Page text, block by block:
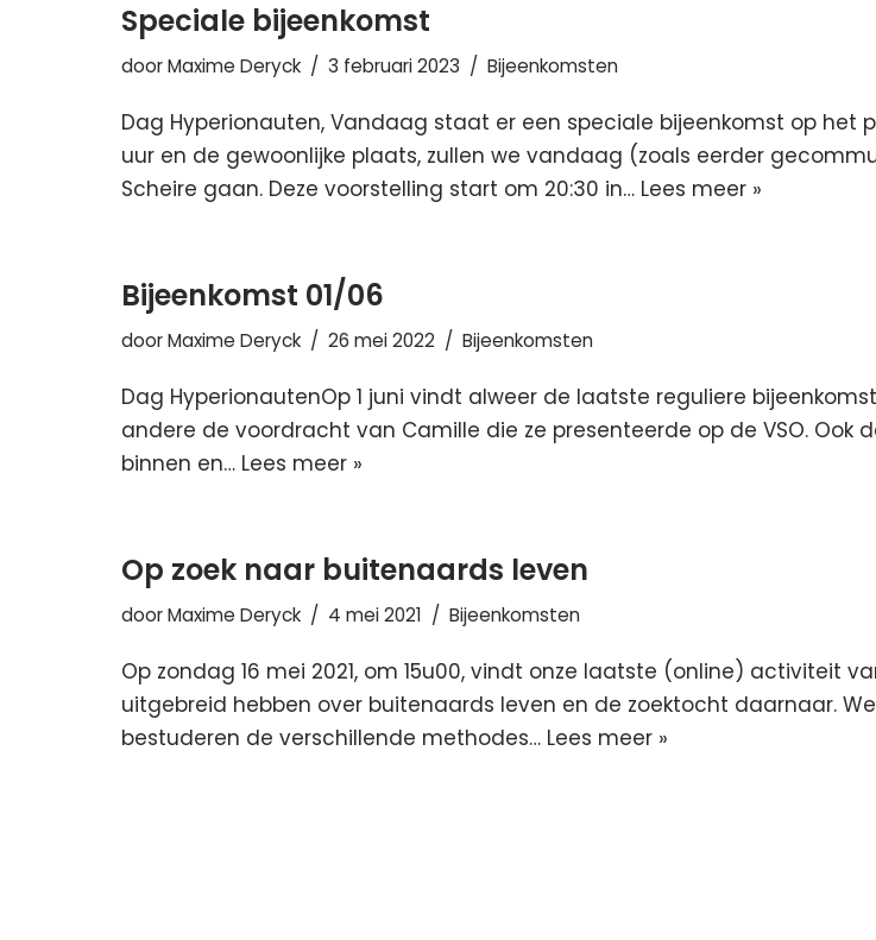
Speciale bijeenkomst
doorMaxime Deryck 3 februari 2023 Bijeenkomsten
Dag Hyperionauten, Vandaag staat er een speciale bijeenkomst op
uur en de gewoonlijke plaats, zullen we vandaag (zoals eerder
Scheire gaan. Deze voorstelling start om 20:30 in… Lees meer »
Bijeenkomst 01/06
doorMaxime Deryck 26 mei 2022 Bijeenkomsten
Dag HyperionautenOp 1 juni vindt alweer de laatste reguliere
andere de voordracht van Camille die ze presenteerde op de VSO. Ook
binnen en… Lees meer »
Op zoek naar buitenaards leven
doorMaxime Deryck 4 mei 2021 Bijeenkomsten
Op zondag 16 mei 2021, om 15u00, vindt onze laatste (online) activiteit
uitgebreid hebben over buitenaards leven en de zoektocht daarnaar.
bestuderen de verschillende methodes… Lees meer »